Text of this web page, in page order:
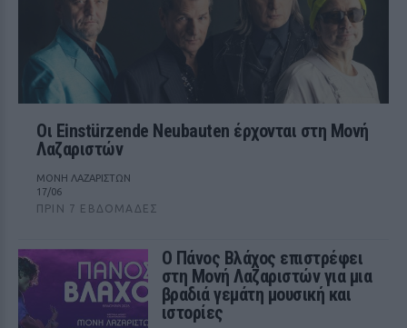
Οι Einstürzende Neubauten έρχονται στη Μονή
Λαζαριστών
ΜΟΝΗ ΛΑΖΑΡΙΣΤΩΝ
17/06
ΠΡΙΝ 7 ΕΒΔΟΜΆΔΕΣ
Ο Πάνος Βλάχος επιστρέφει
στη Μονή Λαζαριστών για μια
βραδιά γεμάτη μουσική και
ιστορίες